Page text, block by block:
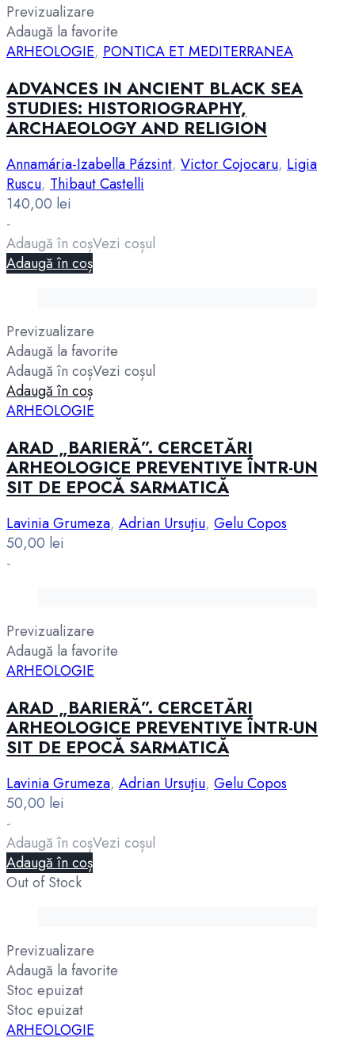
Previzualizare
Adaugă la favorite
ARHEOLOGIE, PONTICA ET MEDITERRANEA
ADVANCES IN ANCIENT BLACK SEA
STUDIES: HISTORIOGRAPHY,
ARCHAEOLOGY AND RELIGION
Annamária-Izabella Pázsint, Victor Cojocaru, Ligia
Ruscu, Thibaut Castelli
140,00 lei
-
Adaugă în coșVezi coșul
Adaugă în coș
Previzualizare
Adaugă la favorite
Adaugă în coșVezi coșul
Adaugă în coș
ARHEOLOGIE
ARAD „BARIERĂ”. CERCETĂRI
ARHEOLOGICE PREVENTIVE ÎNTR-UN
SIT DE EPOCĂ SARMATICĂ
Lavinia Grumeza, Adrian Ursuţiu, Gelu Copos
50,00 lei
-
Previzualizare
Adaugă la favorite
ARHEOLOGIE
ARAD „BARIERĂ”. CERCETĂRI
ARHEOLOGICE PREVENTIVE ÎNTR-UN
SIT DE EPOCĂ SARMATICĂ
Lavinia Grumeza, Adrian Ursuţiu, Gelu Copos
50,00 lei
-
Adaugă în coșVezi coșul
Adaugă în coș
Out of Stock
Previzualizare
Adaugă la favorite
Stoc epuizat
Stoc epuizat
ARHEOLOGIE